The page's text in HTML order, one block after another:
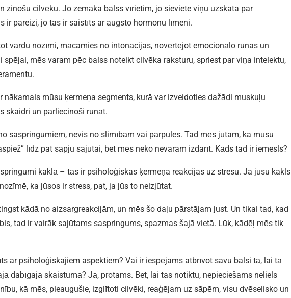
zinošu cilvēku. Jo zemāka balss vīrietim, jo sieviete viņu uzskata par
ir pareizi, jo tas ir saistīts ar augsto hormonu līmeni.
vārdu nozīmi, mācamies no intonācijas, novērtējot emocionālo runas un
spējai, mēs varam pēc balss noteikt cilvēka raksturu, spriest par viņa intelektu,
nākamais mūsu ķermeņa segments, kurā var izveidoties dažādi muskuļu
skaidri un pārliecinoši runāt.
saspringumiem, nevis no slimībām vai pārpūles. Tad mēs jūtam, ka mūsu
līdz pat sāpju sajūtai, bet mēs neko nevaram izdarīt. Kāds tad ir iemesls?
kaklā – tās ir psiholoģiskas ķermeņa reakcijas uz stresu. Ja jūsu kakls
ka jūsos ir stress, pat, ja jūs to neizjūtat.
kādā no aizsargreakcijām, un mēs šo daļu pārstājam just. Un tikai tad, kad
tad ir vairāk sajūtams saspringums, spazmas šajā vietā. Lūk, kādēļ mēs tik
ar psiholoģiskajiem aspektiem? Vai ir iespējams atbrīvot savu balsi tā, lai tā
dabīgajā skaistumā? Jā, protams. Bet, lai tas notiktu, nepieciešams neliels
kā mēs, pieaugušie, izglītoti cilvēki, reaģējam uz sāpēm, visu dvēselisko un